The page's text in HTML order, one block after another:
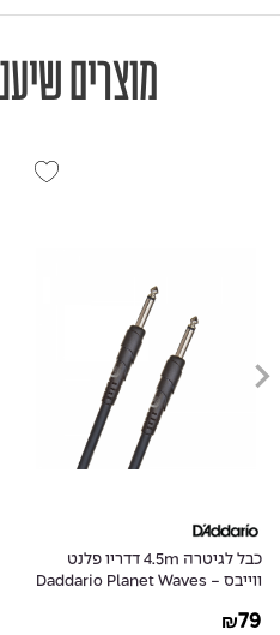
מוצרים
כבל לגיטרה 4.5m דדריו פלנט
ווייבס - Daddario Planet Waves
₪79